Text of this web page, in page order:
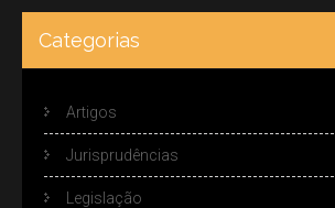
Categorias
Artigos
Jurisprudências
Legislação